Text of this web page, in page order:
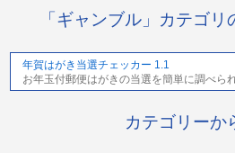
「ギャンブル」カテゴ
年賀はがき当選チェッカー 1.1
お年玉付郵便はがきの当選を簡単に調べら
カテゴリーか